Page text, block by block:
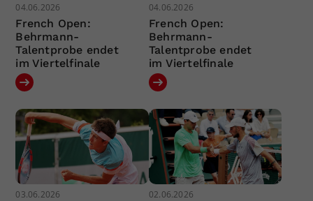
04.06.2026
French Open:
Behrmann-
Talentprobe endet
im Viertelfinale
04.06.2026
French Open:
Behrmann-
Talentprobe endet
im Viertelfinale
03.06.2026 02.06.2026